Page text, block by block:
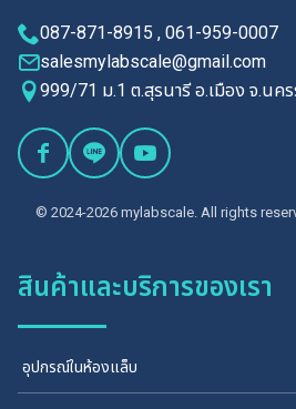
for:
087-871-8915 , 061-959-0007
salesmylabscale@gmail.com
999/71 ม.1 ต.สุรนารี อ.เมือง จ.นค
© 2024-2026 mylabscale. All rights
สินค้าและบริการของเรา
อุปกรณ์ในห้องแล็บ